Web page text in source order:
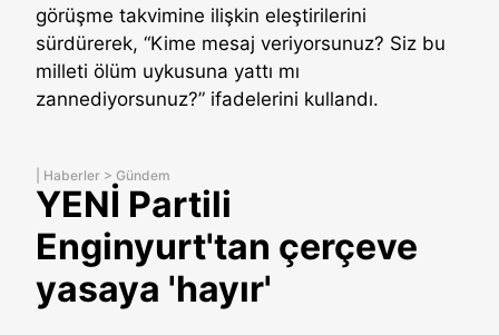
görüşme takvimine ilişkin eleştirilerini
sürdürerek, “Kime mesaj veriyorsunuz? Siz bu
milleti ölüm uykusuna yattı mı
zannediyorsunuz?” ifadelerini kullandı.
Haberler > Gündem
YENİ Partili
Enginyurt'tan çerçeve
yasaya 'hayır'